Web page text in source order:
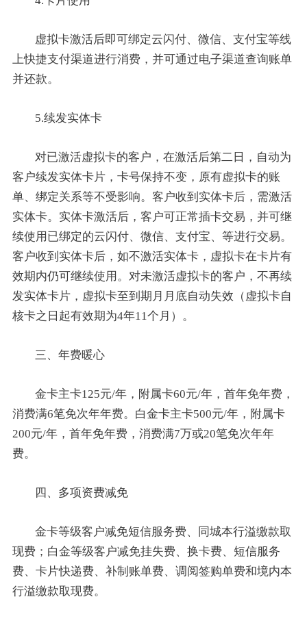
虚拟卡激活后即可绑定云闪付、微信、支付宝等线
上快捷支付渠道进行消费，并可通过电子渠道查询账单
并还款。
5.续发实体卡
对已激活虚拟卡的客户，在激活后第二日，自动为
客户续发实体卡片，卡号保持不变，原有虚拟卡的账
单、绑定关系等不受影响。客户收到实体卡后，需激活
实体卡。实体卡激活后，客户可正常插卡交易，并可继
续使用已绑定的云闪付、微信、支付宝、等进行交易。
客户收到实体卡后，如不激活实体卡，虚拟卡在卡片有
效期内仍可继续使用。对未激活虚拟卡的客户，不再续
发实体卡片，虚拟卡至到期月月底自动失效（虚拟卡自
核卡之日起有效期为4年11个月）。
三、年费暖心
金卡主卡125元/年，附属卡60元/年，首年免年费，
消费满6笔免次年年费。白金卡主卡500元/年，附属卡
200元/年，首年免年费，消费满7万或20笔免次年年
费。
四、多项资费减免
金卡等级客户减免短信服务费、同城本行溢缴款取
现费；白金等级客户减免挂失费、换卡费、短信服务
费、卡片快递费、补制账单费、调阅签购单费和境内本
行溢缴款取现费。